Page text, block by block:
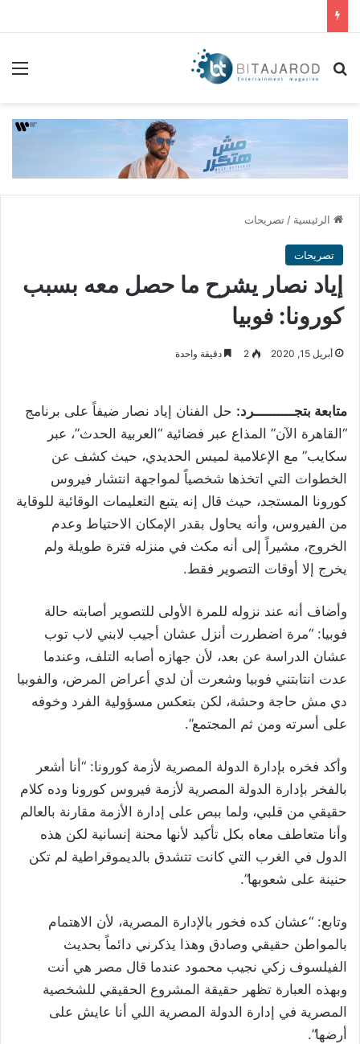
بحث عن
الرئيسية / تصريحات
تصريحات
إياد نصار يشرح ما حصل معه بسبب
كورونا: فوبيا
أبريل 15, 2020 2 دقيقة واحدة
متابعة بتجــــــــــرد: حل الفنان إياد نصار ضيفاً على برنامج
“القاهرة الآن” المذاع عبر فضائية “العربية الحدث”، عبر
سكايب” مع الإعلامية لميس الحديدي، حيث كشف عن
الخطوات التي اتخذها شخصياً لمواجهة انتشار فيروس
كورونا المستجد، حيث قال إنه يتبع التعليمات الوقائية للوقاية
من الفيروس، وأنه يحاول بقدر الإمكان الاحتياط وعدم
الخروج، مشيراً إلى أنه مكث في منزله فترة طويلة ولم
يخرج إلا أوقات التصوير فقط.
وأضاف أنه عند نزوله للمرة الأولى للتصوير أصابته حالة
فوبيا: “مرة اضطررت أنزل عشان أجيب لابني لاب توب
عشان الدراسة عن بعد، لأن جهازه أصابه التلف، وعندما
عدت انتابتني فوبيا وشعرت أن لدي أعراض المرض، والفوبيا
دي مش حاجة وحشة، لكن بتعكس مسؤولية الفرد وخوفه
على أسرته ومن ثم المجتمع”.
وأكد فخره بإدارة الدولة المصرية لأزمة كورونا: “أنا أشعر
بالفخر بإدارة الدولة المصرية لأزمة فيروس كورونا وده كلام
حقيقي من قلبي، ولما ببص على إدارة الأزمة مقارنة بالعالم
وأنا متعاطف معاه بكل تأكيد لأنها محنة إنسانية لكن هذه
الدول في الغرب التي كانت تتشدق بالديموقراطية لم تكن
حنينة على شعوبها”.
وتابع: “عشان كده فخور بالإدارة المصرية، لأن الاهتمام
بالمواطن حقيقي وصادق وهذا يذكرني دائماً بحديث
الفيلسوف زكي نجيب محمود عندما قال مصر هي أنت
وبهذه العبارة تظهر حقيقة المشروع الحقيقي للشخصية
المصرية في إدارة الدولة المصرية اللي أنا عايش على
أرضها”.